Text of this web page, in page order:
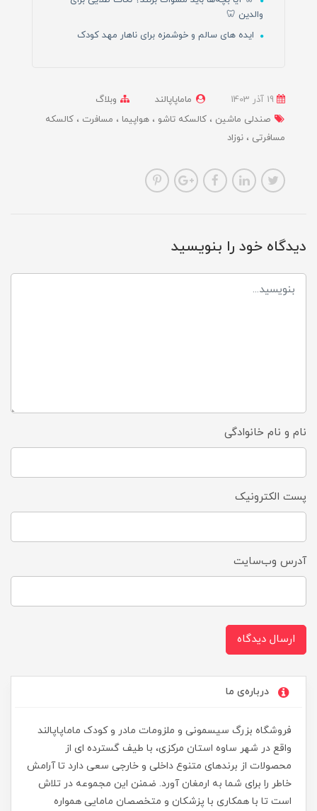
والدین 🦷
ایده های سالم و خوشمزه برای ناهار مهد کودک
ماماپاپالند
وبلاگ
صندلی ماشین
کالسکه تاشو هواپیما مسافرت
کالسکه
مسافرتی
نوزاد
دیدگاه خود را بنویسید
نام و نام خانوادگی
پست الکترونیک
آدرس وب‌سایت
ارسال دیدگاه
درباره‌ی ما
فروشگاه بزرگ سیسمونی و ملزومات مادر و کودک ماماپاپالند
واقع در شهر ساوه استان مرکزی، با طیف گسترده ای از
محصولات از برندهای متنوع داخلی و خارجی سعی دارد تا آرامش
خاطر را برای شما به ارمغان آورد. ضمنن این مجموعه در تلاش
است تا با همکاری با پزشکان و متخصصان مامایی همواره